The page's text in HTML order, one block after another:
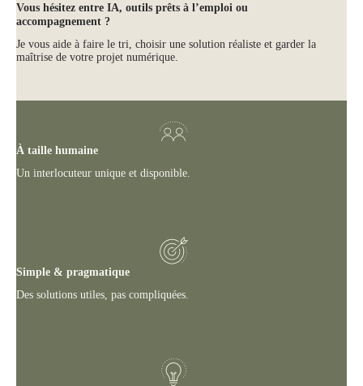
Vous hésitez entre IA, outils prêts à l’emploi ou
accompagnement ?
Je vous aide à faire le tri, choisir une solution réaliste et garder la
maîtrise de votre projet numérique.
À taille humaine
Un interlocuteur unique et disponible.
Simple & pragmatique
Des solutions utiles, pas compliquées.